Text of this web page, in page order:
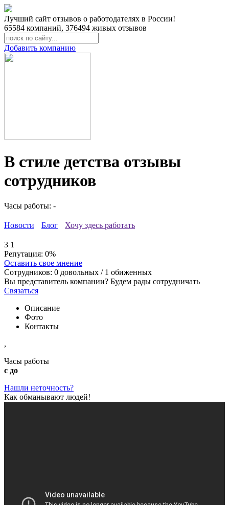
Лучший сайт отзывов о работодателях в России!
65584 компаний, 376494 живых отзывов
Добавить компанию
В стиле детства отзывы
сотрудников
Часы работы: -
Новости Блог Хочу здесь работать
3 1
Репутация: 0%
Оставить свое мнение
Сотрудников: 0 довольных / 1 обиженных
Вы представитель компании? Будем рады сотрудничать
Связаться
Описание
Фото
Контакты
,
Часы работы
с до
Нашли неточность?
Как обманывают людей!